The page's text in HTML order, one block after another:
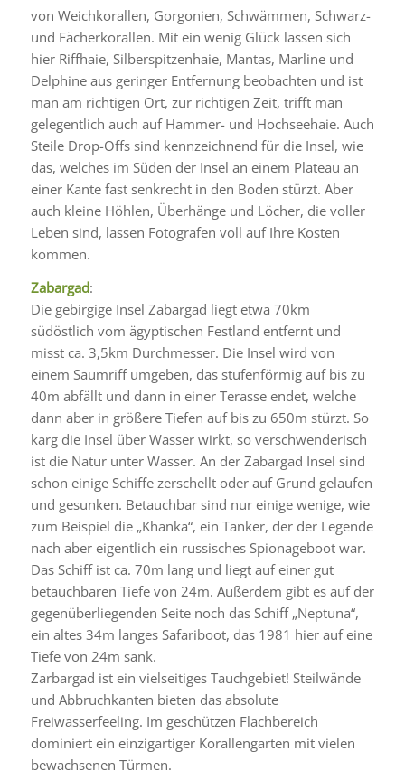
von Weichkorallen, Gorgonien, Schwämmen, Schwarz-
und Fächerkorallen. Mit ein wenig Glück lassen sich
hier Riffhaie, Silberspitzenhaie, Mantas, Marline und
Delphine aus geringer Entfernung beobachten und ist
man am richtigen Ort, zur richtigen Zeit, trifft man
gelegentlich auch auf Hammer- und Hochseehaie. Auch
Steile Drop-Offs sind kennzeichnend für die Insel, wie
das, welches im Süden der Insel an einem Plateau an
einer Kante fast senkrecht in den Boden stürzt. Aber
auch kleine Höhlen, Überhänge und Löcher, die voller
Leben sind, lassen Fotografen voll auf Ihre Kosten
kommen.
Zabargad:
Die gebirgige Insel Zabargad liegt etwa 70km
südöstlich vom ägyptischen Festland entfernt und
misst ca. 3,5km Durchmesser. Die Insel wird von
einem Saumriff umgeben, das stufenförmig auf bis zu
40m abfällt und dann in einer Terasse endet, welche
dann aber in größere Tiefen auf bis zu 650m stürzt. So
karg die Insel über Wasser wirkt, so verschwenderisch
ist die Natur unter Wasser. An der Zabargad Insel sind
schon einige Schiffe zerschellt oder auf Grund gelaufen
und gesunken. Betauchbar sind nur einige wenige, wie
zum Beispiel die „Khanka“, ein Tanker, der der Legende
nach aber eigentlich ein russisches Spionageboot war.
Das Schiff ist ca. 70m lang und liegt auf einer gut
betauchbaren Tiefe von 24m. Außerdem gibt es auf der
gegenüberliegenden Seite noch das Schiff „Neptuna“,
ein altes 34m langes Safariboot, das 1981 hier auf eine
Tiefe von 24m sank.
Zarbargad ist ein vielseitiges Tauchgebiet! Steilwände
und Abbruchkanten bieten das absolute
Freiwasserfeeling. Im geschützen Flachbereich
dominiert ein einzigartiger Korallengarten mit vielen
bewachsenen Türmen.